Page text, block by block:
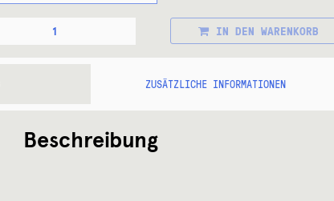
IN DEN WARENKORB
ZUSÄTZLICHE INFORMATIONEN
Beschreibung